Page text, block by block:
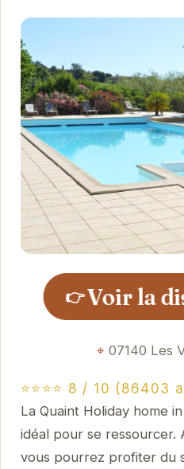
👉 Voir la
07140 Les
⭐⭐⭐⭐ 8 / 10 (86403
La Quaint Holiday home
idéal pour se ressourcer.
vous pourrez profiter du